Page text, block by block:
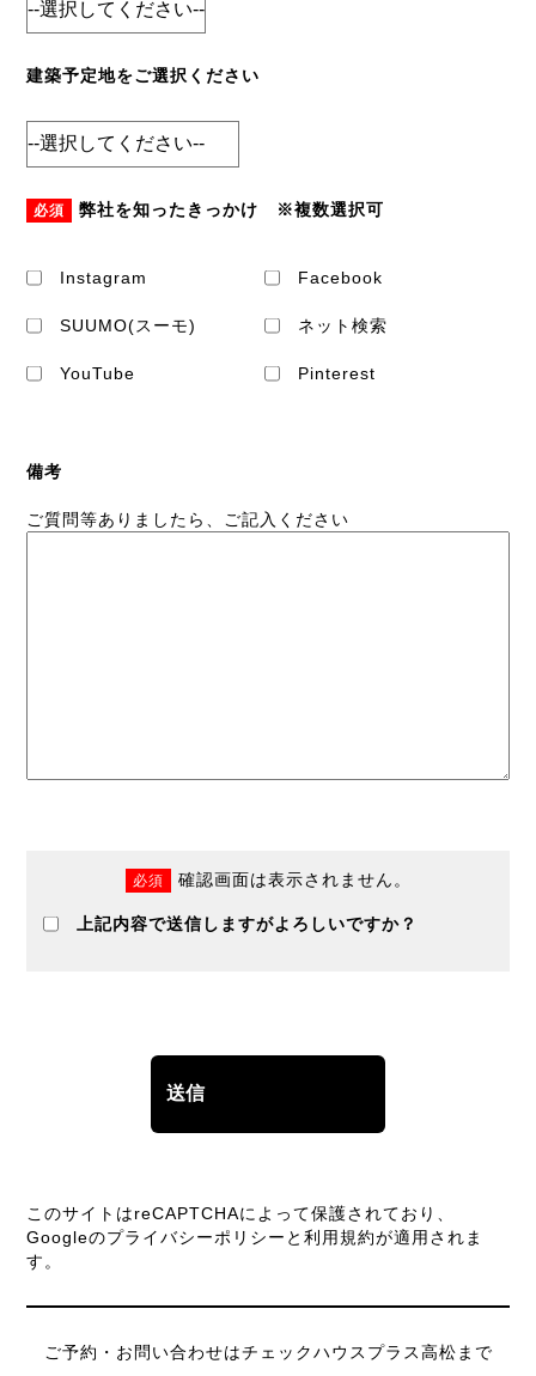
建築予定地をご選択ください
必須 弊社を知ったきっかけ ※複数選択可
Instagram Facebook
SUUMO(スーモ) ネット検索
YouTube Pinterest
備考
ご質問等ありましたら、ご記入ください
必須 確認画面は表示されません。
上記内容で送信しますがよろしいですか？
このサイトはreCAPTCHAによって保護されており、
Googleのプライバシーポリシー と利用規約が適用されま
す。
ご予約・お問い合わせはチェックハウスプラス高松まで